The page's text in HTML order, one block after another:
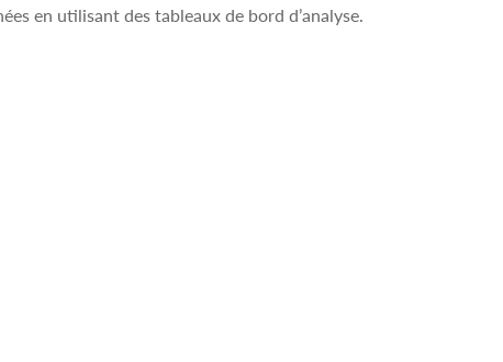
en utilisant des tableaux de bord d’analyse.